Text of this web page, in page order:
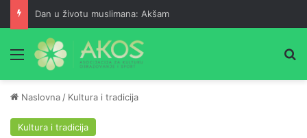
Dan u životu muslimana: Akšam
Meni
Naslovna / Kultura i tradicija
Kultura i tradicija